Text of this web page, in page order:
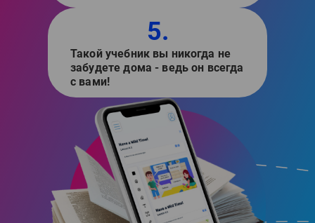
5.
Такой учебник вы никогда не
забудете дома - ведь он всегда
с вами!